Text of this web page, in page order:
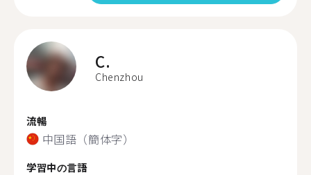
C.
Chenzhou
流暢
中国語（簡体字）
学習中の言語